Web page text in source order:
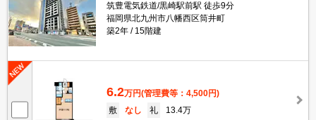
筑豊電気鉄道/黒崎駅前駅 徒歩9分
福岡県北九州市八幡西区筒井町
築2年
15階建
6.2万円(管理費等：4,500円)
敷
なし 礼
13.4万